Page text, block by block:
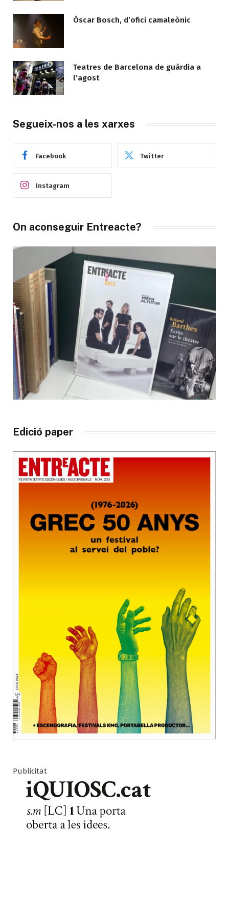
Òscar Bosch, d’ofici camaleònic
Teatres de Barcelona de guàrdia a
l’agost
Segueix-nos a les xarxes
Facebook Twitter
Instagram
On aconseguir Entreacte?
Edició paper
Publicitat